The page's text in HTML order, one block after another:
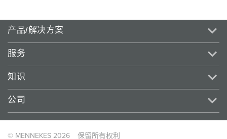
产品/解决方案
服务
知识
公司
© MENNEKES 2026 保留所有权利